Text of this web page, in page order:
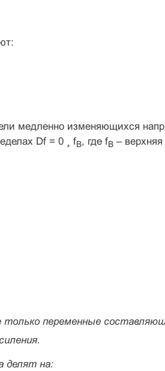
медленно изменяющихся
Df = 0 ¸ fВ, где fВ– верхняя
только переменные
делят на: